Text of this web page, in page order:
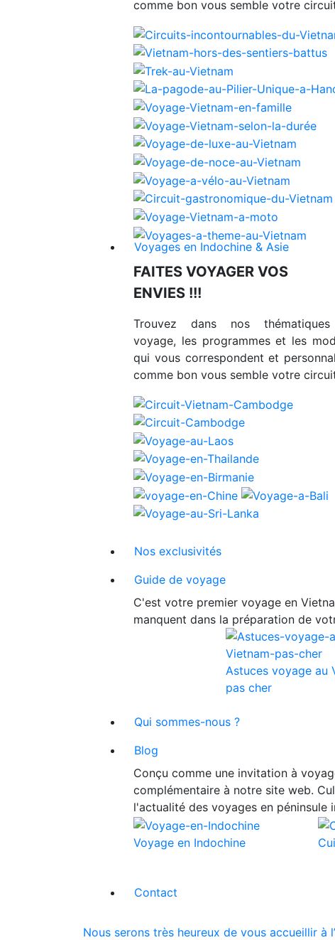
comme bon vous semble votre
Voyages en Indochine & Asie
FAITES VOYAGER VOS
ENVIES !!!
Trouvez dans nos
voyage, les programmes et les
qui vous correspondent et
comme bon vous semble votre
Nos exclusivités
Guide de voyage
C'est votre premier voyage en
manquent dans la préparation de
Astuces voyage au
pas cher
Qui sommes-nous ?
Blog
Conçu comme une invitation à
complémentaire à notre site web.
l'actualité des voyages en péninsule
Voyage en Indochine
Contact
Nous serons très heureux de vous accueillir à